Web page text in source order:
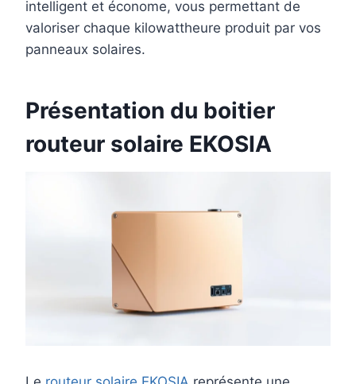
intelligent et économe, vous permettant de
valoriser chaque kilowattheure produit par vos
panneaux solaires.
Présentation du boitier
routeur solaire EKOSIA